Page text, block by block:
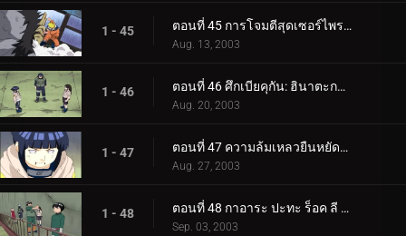
1 - 45 ตอนที่ 45 การโจมตีสุดเซอร์ไพรส์! อาวุธลับของนารูโตะ!
Aug. 13, 2003
1 - 46 ตอนที่ 46 ศึกเบียคุกัน: ฮินาตะกล้าแกร่ง!
Aug. 20, 2003
1 - 47 ตอนที่ 47 ความล้มเหลวยืนหยัดสูง!
Aug. 27, 2003
1 - 48 ตอนที่ 48 กาอาระ ปะทะ ร็อค ลี พลังแห่งความเยาว์วัยระเบิด!
Sep. 03, 2003